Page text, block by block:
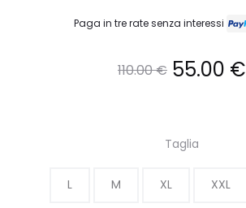
Paga in tre rate senza interessi
110.00€ Il
originale
era:
55.00 €
Taglia
L M XL XXL